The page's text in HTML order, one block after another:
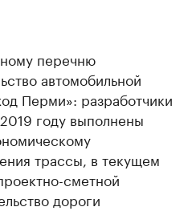
перечню
автомобильной
Перми»: разработчики
году выполнены
трассы, в текущем
сметной
дороги